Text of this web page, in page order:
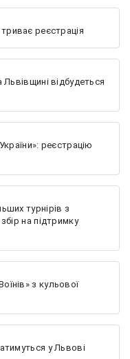
реєстрація
Львівщині відбудеться
реєстрацію
турнірів з
на підтримку
з кульової
у Львові